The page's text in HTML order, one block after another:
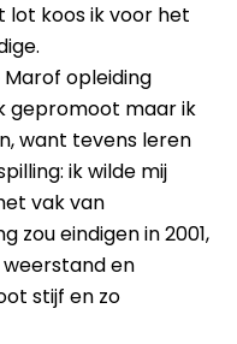
lot koos ik voor het
Marof opleiding
gepromoot maar ik
want tevens leren
ik wilde mij
vak van
zou eindigen in 2001,
en
stijf en zo